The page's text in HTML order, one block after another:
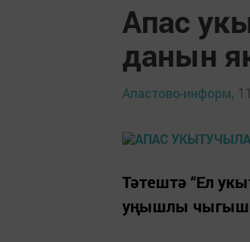
Апас
данын
Апастово-информ,
Тәтештә “Ел
уңышлы чыгыш